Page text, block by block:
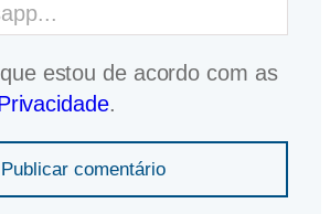
estou de acordo com as
.
Publicar comentário